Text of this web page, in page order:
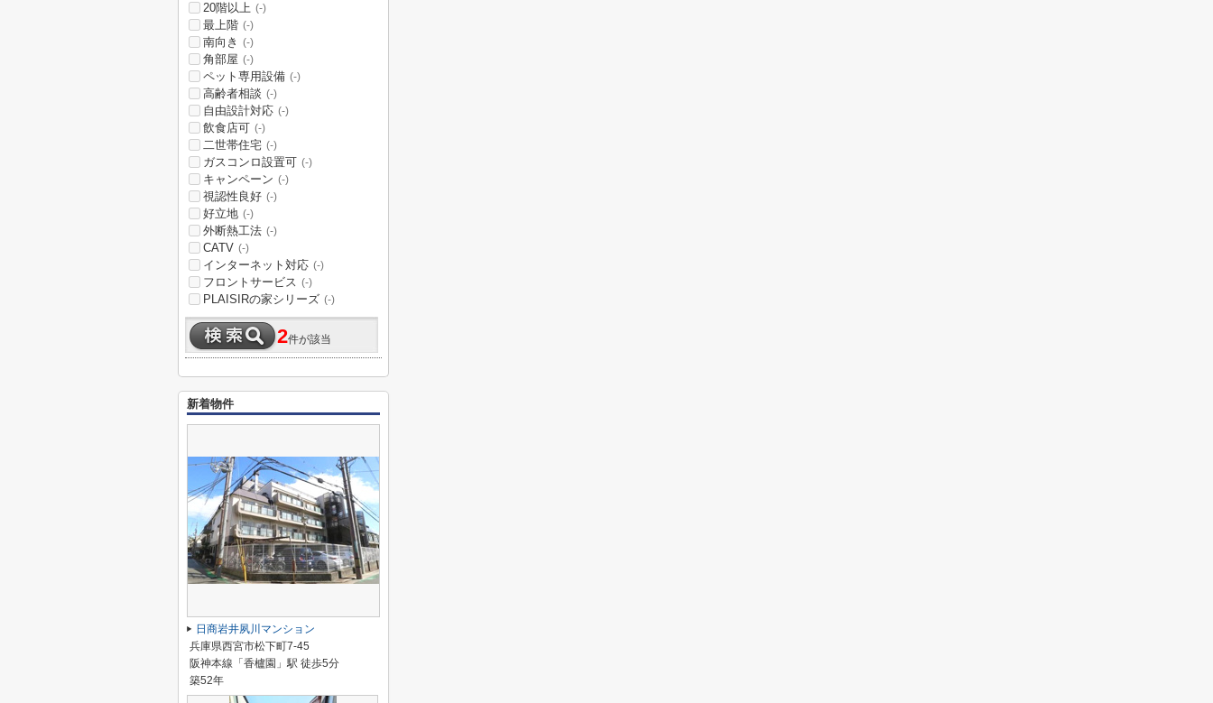
20階以上 (-)
最上階 (-)
南向き (-)
角部屋 (-)
ペット専用設備 (-)
高齢者相談 (-)
自由設計対応 (-)
飲食店可 (-)
二世帯住宅 (-)
ガスコンロ設置可 (-)
キャンペーン (-)
視認性良好 (-)
好立地 (-)
外断熱工法 (-)
CATV (-)
インターネット対応 (-)
フロントサービス (-)
PLAISIRの家シリーズ (-)
2件が該当
新着物件
日商岩井夙川マンション
兵庫県西宮市松下町7-45
阪神本線「香櫨園」駅 徒歩5分
築52年